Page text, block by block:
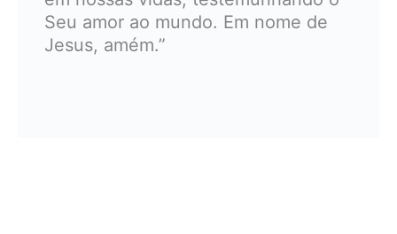
Seu amor ao mundo. Em nome de
Jesus, amém.”